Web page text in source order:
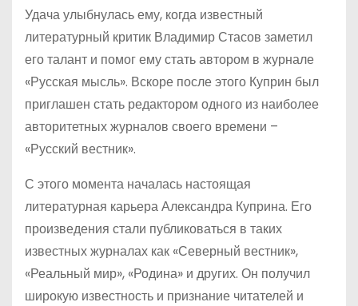
Удача улыбнулась ему, когда известный
литературный критик Владимир Стасов заметил
его талант и помог ему стать автором в журнале
«Русская мысль». Вскоре после этого Куприн был
приглашен стать редактором одного из наиболее
авторитетных журналов своего времени –
«Русский вестник».
С этого момента началась настоящая
литературная карьера Александра Куприна. Его
произведения стали публиковаться в таких
известных журналах как «Северный вестник»,
«Реальный мир», «Родина» и других. Он получил
широкую известность и признание читателей и